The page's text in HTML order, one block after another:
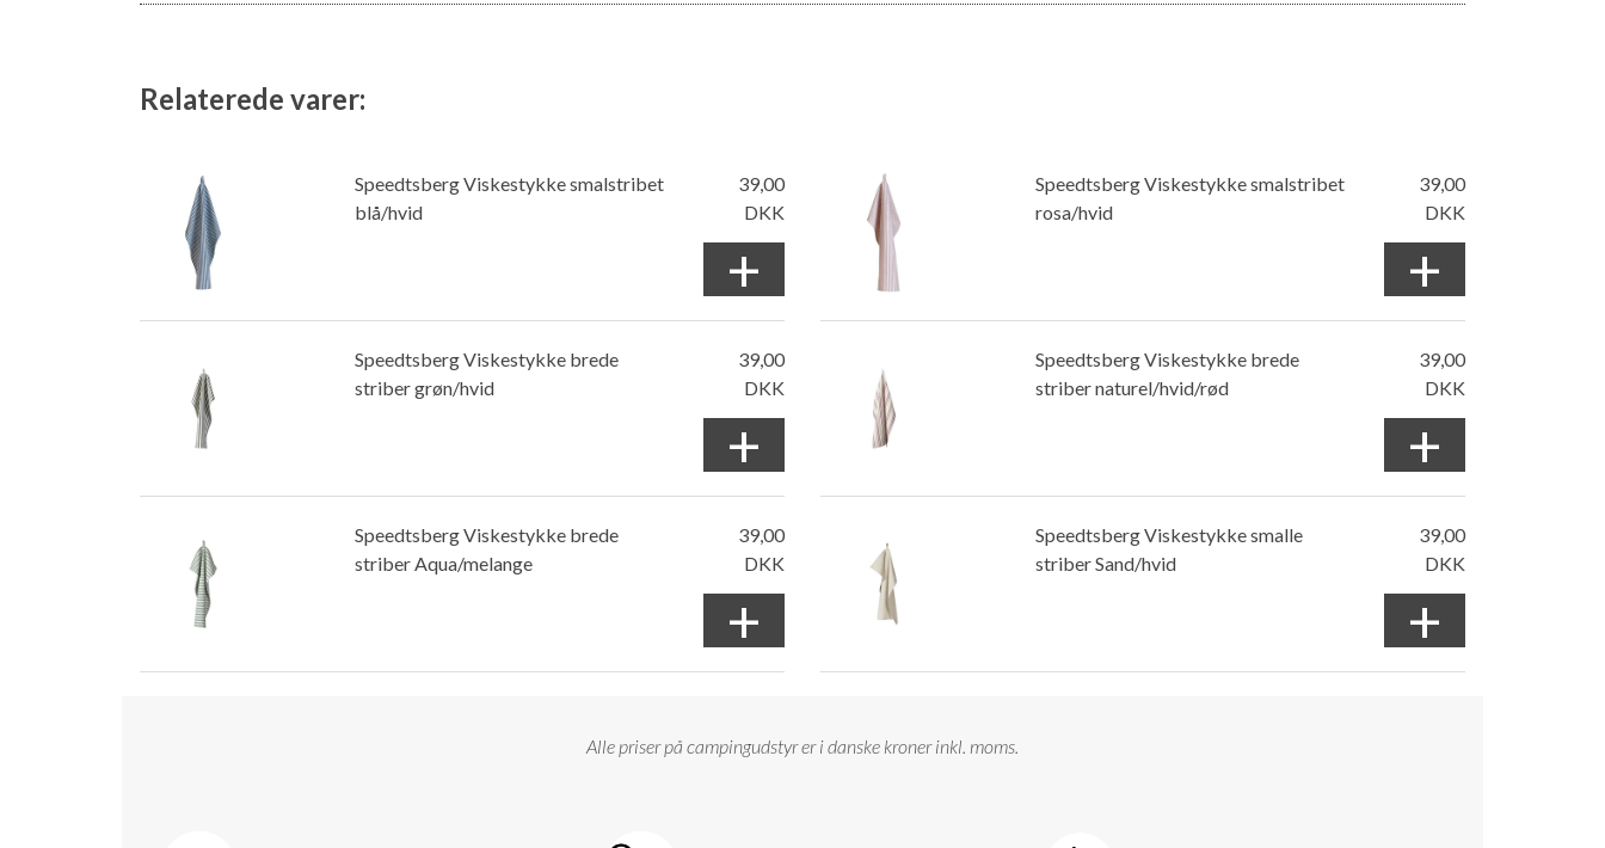
Relaterede varer:
Speedtsberg Viskestykke smalstribet
blå/hvid
39,00
DKK
+
Speedtsberg Viskestykke smalstribet
rosa/hvid
39,00
DKK
+
Speedtsberg Viskestykke brede
striber grøn/hvid
39,00
DKK
+
Speedtsberg Viskestykke brede
striber naturel/hvid/rød
39,00
DKK
+
Speedtsberg Viskestykke brede
striber Aqua/melange
39,00
DKK
+
Speedtsberg Viskestykke smalle
striber Sand/hvid
39,00
DKK
+
Alle priser på campingudstyr er i danske kroner inkl. moms.